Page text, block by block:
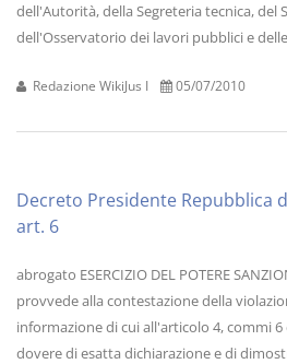
dell'Autorità, della Segreteria tecnica, del
dell'Osservatorio dei lavori pubblici e
Redazione WikiJus I 05/07/2010
Decreto Presidente Repubblica
art. 6
abrogato ESERCIZIO DEL POTERE
provvede alla contestazione della
informazione di cui all'articolo 4, commi 6
dovere di esatta dichiarazione e di